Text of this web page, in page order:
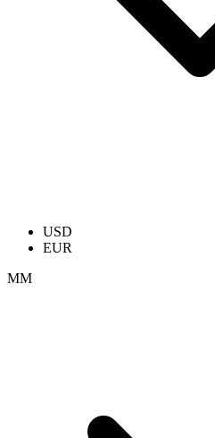
USD
EUR
ММ